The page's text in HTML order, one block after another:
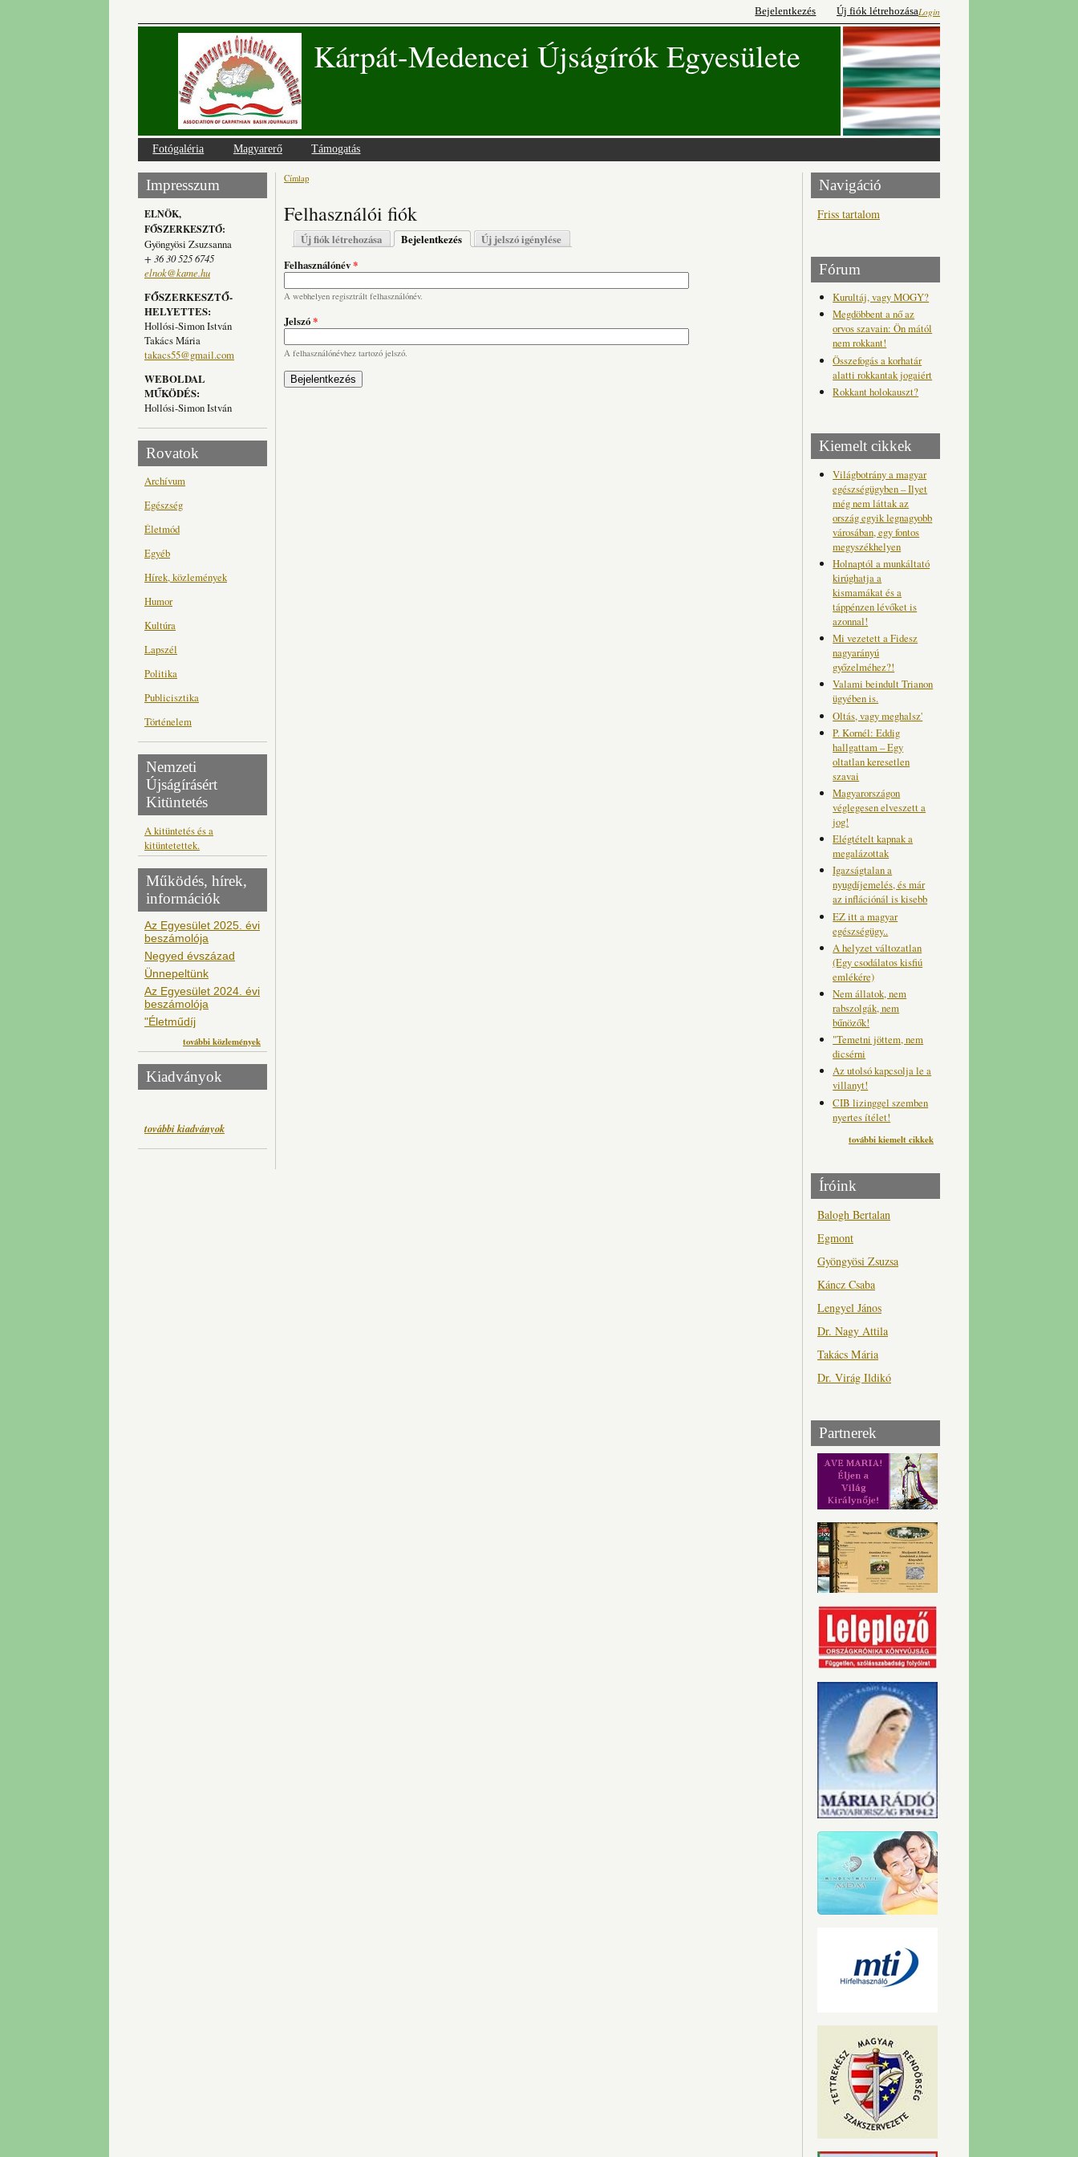
Login
Bejelentkezés Új fiók létrehozása
Kárpát-Medencei Újságírók Egyesülete
Fotógaléria Magyarerő Támogatás
Impresszum
ELNÖK,
FŐSZERKESZTŐ:
Gyöngyösi Zsuzsanna
+ 36 30 525 6745
elnok@kame.hu
FŐSZERKESZTŐ-
HELYETTES:
Hollósi-Simon István
Takács Mária
takacs55@gmail.com
WEBOLDAL
MŰKÖDÉS:
Hollósi-Simon István
Rovatok
Archívum
Egészség
Életmód
Egyéb
Hírek, közlemények
Humor
Kultúra
Lapszél
Politika
Publicisztika
Történelem
Nemzeti
Újságírásért
Kitüntetés
A kitüntetés és a
kitüntetettek.
Működés, hírek,
információk
Az Egyesület 2025. évi
beszámolója
Negyed évszázad
Ünnepeltünk
Az Egyesület 2024. évi
beszámolója
"Életműdíj
további közlemények
Kiadványok
további kiadványok
Jelenlegi hely
Címlap
Felhasználói fiók
Elsődleges fülek
Új fiók létrehozása Bejelentkezés (aktív fül)
Új jelszó igénylése
Felhasználónév*
A webhelyen regisztrált felhasználónév.
Jelszó*
A felhasználónévhez tartozó jelszó.
Navigáció
Friss tartalom
Fórum
Kurultáj, vagy MOGY?
Megdöbbent a nő az
orvos szavain: Ön mától
nem rokkant!
Összefogás a korhatár
alatti rokkantak jogaiért
Rokkant holokauszt?
Kiemelt cikkek
Világbotrány a magyar
egészségügyben – Ilyet
még nem láttak az
ország egyik legnagyobb
városában, egy fontos
megyszékhelyen
Holnaptól a munkáltató
kirúghatja a
kismamákat és a
táppénzen lévőket is
azonnal!
Mi vezetett a Fidesz
nagyarányú
győzelméhez?!
Valami beindult Trianon
ügyében is.
Oltás, vagy meghalsz'
P. Kornél: Eddig
hallgattam – Egy
oltatlan keresetlen
szavai
Magyarországon
véglegesen elveszett a
jog!
Elégtételt kapnak a
megalázottak
Igazságtalan a
nyugdíjemelés, és már
az inflációnál is kisebb
EZ itt a magyar
egészségügy..
A helyzet változatlan
(Egy csodálatos kisfiú
emlékére)
Nem állatok, nem
rabszolgák, nem
bűnözők!
"Temetni jöttem, nem
dicsérni
Az utolsó kapcsolja le a
villanyt!
CIB lizinggel szemben
nyertes ítélet!
további kiemelt cikkek
Íróink
Balogh Bertalan
Egmont
Gyöngyösi Zsuzsa
Káncz Csaba
Lengyel János
Dr. Nagy Attila
Takács Mária
Dr. Virág Ildikó
Partnerek